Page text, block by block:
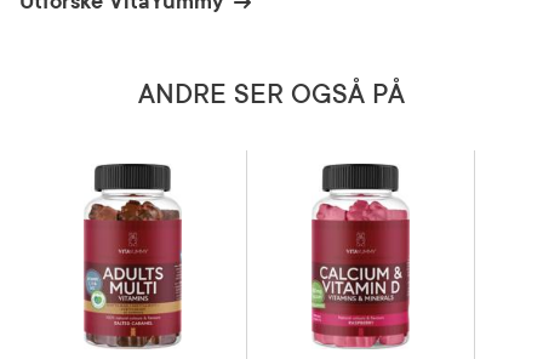
ANDRE SER OGSÅ PÅ